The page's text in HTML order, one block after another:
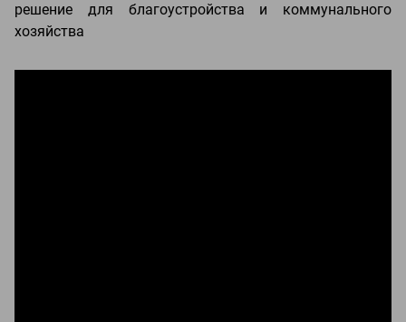
решение для благоустройства и коммунального
хозяйства